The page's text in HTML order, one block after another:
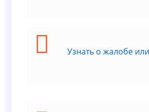
Узнать о жалобе